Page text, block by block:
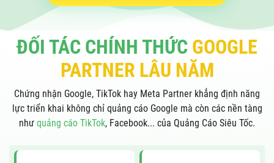
ĐỐI TÁC CHÍNH THỨC GOOGLE
PARTNER LÂU NĂM
Chứng nhận Google, TikTok hay Meta Partner khẳng định năng
lực triển khai không chỉ quảng cáo Google mà còn các nền tàng
như quảng cáo TikTok, Facebook... của Quảng Cáo Siêu Tốc.